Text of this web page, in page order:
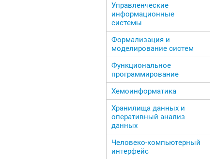
Управленческие
информационные
системы
Формализация и
моделирование систем
Функциональное
программирование
Хемоинформатика
Хранилища данных и
оперативный анализ
данных
Человеко-компьютерный
интерфейс